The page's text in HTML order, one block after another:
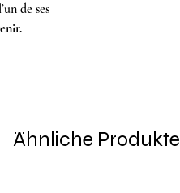
de ses
Ähnliche Produkte